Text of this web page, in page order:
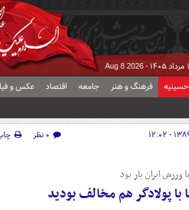
Aug 8 2026
حسینیه فرهنگ و هنر جامعه اقتصاد عکس و
۰ نظر
ورزش ايران يار بود
با پولادگر هم مخالف بوديد